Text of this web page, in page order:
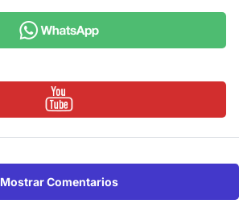
Mostrar Comentarios